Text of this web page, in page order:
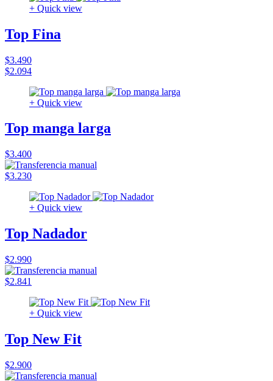
+ Quick view
Top Fina
$3.490
$2.094
+ Quick view
Top manga larga
$3.400
$3.230
+ Quick view
Top Nadador
$2.990
$2.841
+ Quick view
Top New Fit
$2.900